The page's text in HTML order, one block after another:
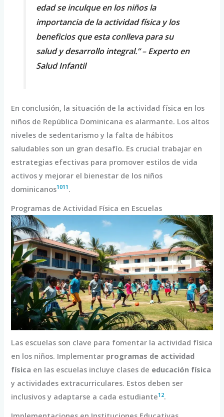
edad se inculque en los niños la
importancia de la actividad física y los
beneficios que esta conlleva para su
salud y desarrollo integral.” – Experto en
Salud Infantil
En conclusión, la situación de la actividad física en los
niños de República Dominicana es alarmante. Los altos
niveles de sedentarismo y la falta de hábitos
saludables son un gran desafío. Es crucial trabajar en
estrategias efectivas para promover estilos de vida
activos y mejorar el bienestar de los niños
dominicanos1011 .
Programas de Actividad Física en Escuelas
Las escuelas son clave para fomentar la actividad física
en los niños. Implementar programas de actividad
física en las escuelas incluye clases de educación física
y actividades extracurriculares. Estos deben ser
inclusivos y adaptarse a cada estudiante12.